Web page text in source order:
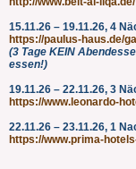
15.11.26 – 19.11.26, 4
https://paulus-haus.de/
(3 Tage KEIN
essen!)
19.11.26 – 22.11.26, 3
https://www.leonardo-
22.11.26 – 23.11.26, 1
https://www.prima-